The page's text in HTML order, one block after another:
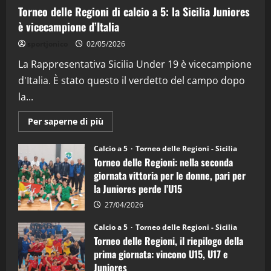
"SportEmpire" in Podcast
“SportEmpire” in Podcast: 26^ Puntata
08/04/2026
Torneo delle Regioni di calcio a 5: la Sicilia Juniores
è vicecampione d’Italia
02/05/2026
La Rappresentativa Sicilia Under 19 è vicecampione
d'Italia. È stato questo il verdetto del campo dopo
la...
Per saperne di più
informazioni
Torneo
delle
Regioni
di
calcio
a
5:
la
Juniores
è
vicecampione
d’Italia
Calcio a 5 Torneo delle Regioni - Sicilia
Torneo delle Regioni: nella seconda
giornata vittoria per le donne, pari per
la Juniores perde l’U15
27/04/2026
Calcio a 5 Torneo delle Regioni - Sicilia
Torneo delle Regioni, il riepilogo della
prima giornata: vincono U15, U17 e
Juniores